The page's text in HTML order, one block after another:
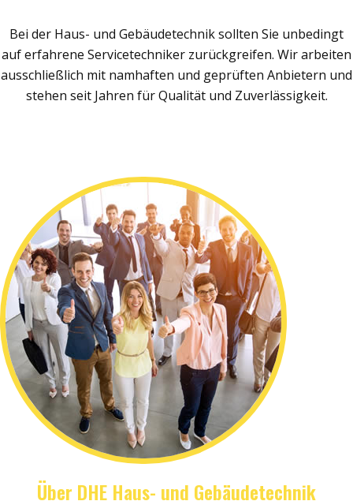
Bei der Haus- und Gebäudetechnik sollten Sie unbedingt
auf erfahrene Servicetechniker zurückgreifen. Wir arbeiten
ausschließlich mit namhaften und geprüften Anbietern und
stehen seit Jahren für Qualität und Zuverlässigkeit.
Über DHE Haus- und Gebäudetechnik